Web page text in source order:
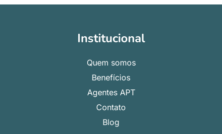
Institucional
Quem somos
Benefícios
Agentes APT
Contato
Blog